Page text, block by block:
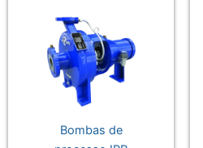
Bombas de